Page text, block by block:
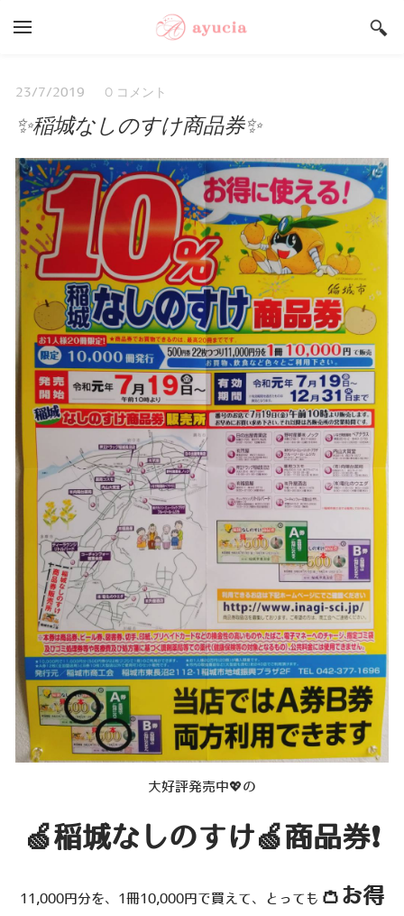
Salon ayucia Top
サロンご予約状況
うまいもんや Top
店舗総合案内
採用情報
23/7/2019 0 コメント
✨稲城なしのすけ商品券✨
​大​好評発売中💖の
🍏稲城なしのすけ🍏商品券❗
11,000円分を、1冊10,000円で買えて、とっても 👛お得